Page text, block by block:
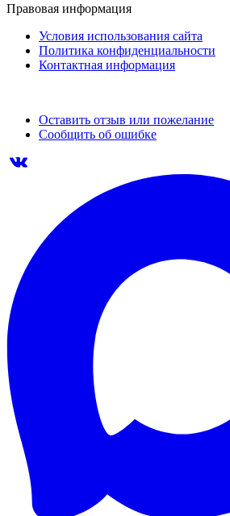
Правовая информация
Условия использования сайта
Политика конфиденциальности
Контактная информация
Оставить отзыв или пожелание
Сообщить об ошибке